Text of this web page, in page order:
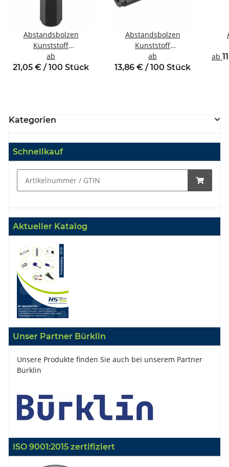
Abstandsbolzen
Kunststoff
Innen/Innengewinde M6
SW10
ab
21,05 € / 100 Stück
Abstandsbolzen
Kunststoff
Innen/Außengewinde
M4 SW8
ab
13,86 € / 100 Stück
ab
Kategorien
Schnellkauf
Aktueller Katalog
Unser Partner Bürklin
Unsere Produkte finden Sie auch bei unserem Partner
Bürklin
ISO 9001:2015 zertifiziert